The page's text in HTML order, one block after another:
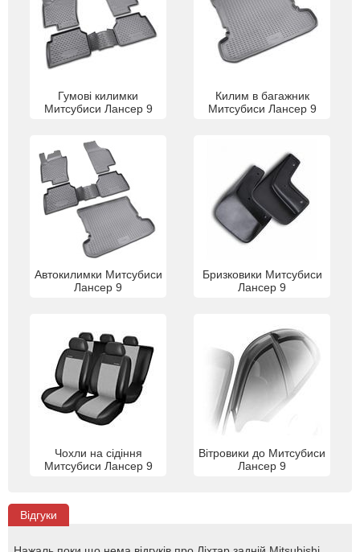
Гумові килимки
Митсубиси Лансер 9
Килим в багажник
Митсубиси Лансер 9
Автокилимки Митсубиси
Лансер 9
Бризковики Митсубиси
Лансер 9
Чохли на сідіння
Митсубиси Лансер 9
Вітровики до Митсубиси
Лансер 9
Відгуки